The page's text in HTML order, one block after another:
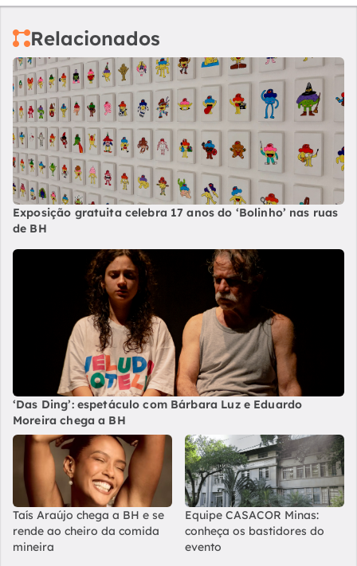
Relacionados
Exposição gratuita celebra 17 anos do ‘Bolinho’ nas ruas
de BH
‘Das Ding’: espetáculo com Bárbara Luz e Eduardo
Moreira chega a BH
Taís Araújo chega a BH e se
rende ao cheiro da comida
mineira
Equipe CASACOR Minas:
conheça os bastidores do
evento